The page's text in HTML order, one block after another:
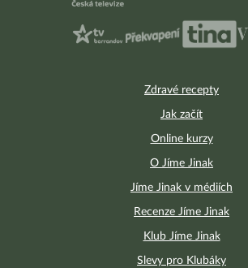
Zdravé recepty
Jak začít
Online kurzy
O Jíme Jinak
Jíme Jinak v médiích
Recenze Jíme Jinak
Klub Jíme Jinak
Slevy pro Klubáky